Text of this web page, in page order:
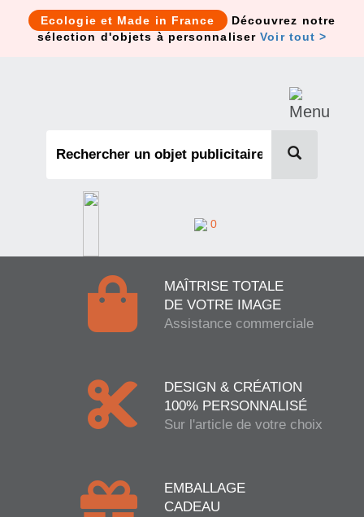
Ecologie et Made in France
Découvrez notre
sélection d'objets à personnaliserVoir tout >
0
MAÎTRISE TOTALE
DE VOTRE IMAGE
Assistance commerciale
DESIGN & CRÉATION
100% PERSONNALISÉ
Sur l'article de votre choix
EMBALLAGE
CADEAU
Cookies management panel